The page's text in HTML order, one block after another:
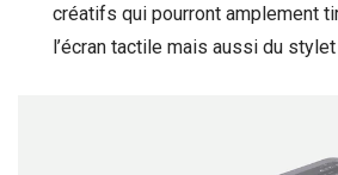
créatifs qui pourront amplement
l’écran tactile mais aussi du stylet